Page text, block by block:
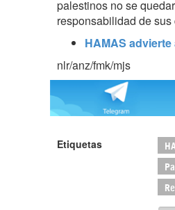
palestinos no se
responsabilidad de
HAMAS
nlr/anz/fmk/mjs
Etiquetas